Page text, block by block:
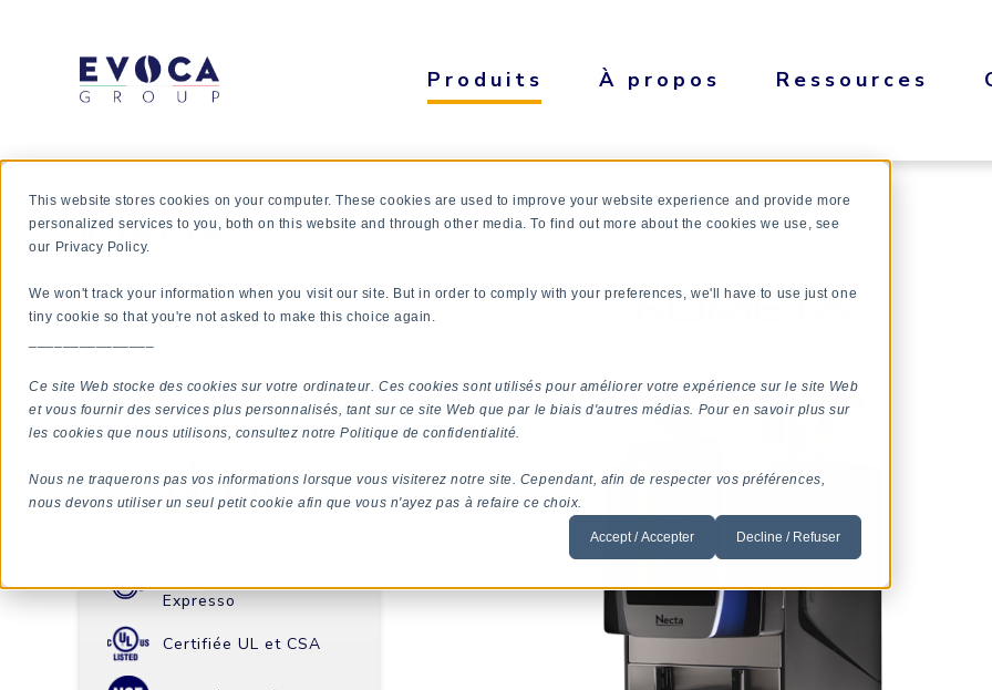
This website stores cookies on your computer. These cookies are used to improve your website experience and provide more
personalized services to you, both on this website and through other media. To find out more about the cookies we use, see
our Privacy Policy.
We won't track your information when you visit our site. But in order to comply with your preferences, we'll have to use just one
tiny cookie so that you're not asked to make this choice again.
Ce site Web stocke des cookies sur votre ordinateur. Ces cookies sont utilisés pour améliorer votre expérience sur le site Web
et vous fournir des services plus personnalisés, tant sur ce site Web que par le biais d'autres médias. Pour en savoir plus sur
les cookies que nous utilisons, consultez notre Politique de confidentialité.
Nous ne traquerons pas vos informations lorsque vous visiterez notre site. Cependant, afin de respecter vos préférences,
nous devons utiliser un seul petit cookie afin que vous n'ayez pas à refaire ce choix.
Accept / Accepter Decline / Refuser
Produits À propos Ressources
KOMETA
VUE D'ENSEMBLE
Expresso
Certifiée UL et CSA